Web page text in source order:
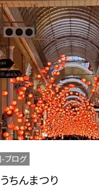
ブログ
ちんまつり